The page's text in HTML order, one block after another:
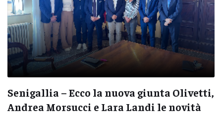
Senigallia – Ecco la nuova giunta Olivetti,
Andrea Morsucci e Lara Landi le novità